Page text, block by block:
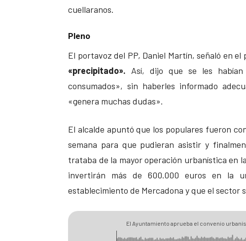
cuellaranos.
Pleno
El portavoz del PP, Daniel Martín, señaló en el
«precipitado». Así, dijo que se les habían
consumados», sin haberles informado
«genera muchas dudas».
El alcalde apuntó que los populares fueron
semana para que pudieran asistir y
trataba de la mayor operación urbanística en
invertirán más de 600.000 euros en la
establecimiento de Mercadona y que el sector
El Ayuntamiento aprueba el convenio
Mercadona